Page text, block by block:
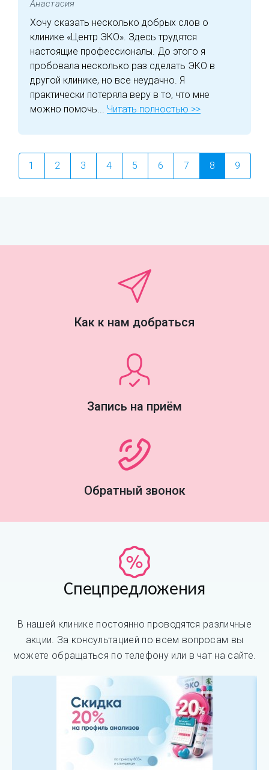
Анастасия
Хочу сказать несколько добрых слов о
клинике «Центр ЭКО». Здесь трудятся
настоящие профессионалы. До этого я
пробовала несколько раз сделать ЭКО в
другой клинике, но все неудачно. Я
практически потеряла веру в то, что мне
можно помочь... Читать полностью >>
1 2 3 4 5 6 7 8 9
Как к нам добраться
Запись на приём
Обратный звонок
Спецпредложения
В нашей клинике постоянно проводятся различные
акции. За консультацией по всем вопросам вы
можете обращаться по телефону или в чат на сайте.